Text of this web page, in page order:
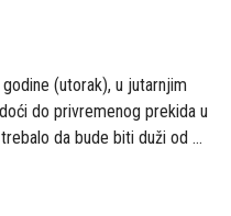
(utorak), u jutarnjim
do privremenog prekida u
da bude biti duži od ...